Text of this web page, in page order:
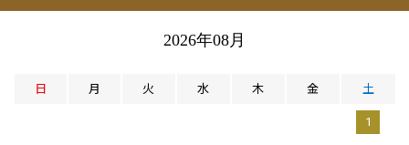
2026年08月
日 月 火 水 木 金 土
1